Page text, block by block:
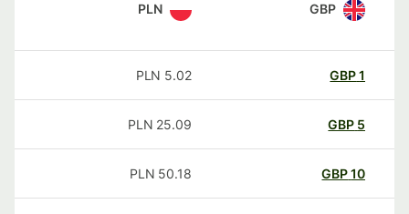
GBP
PLN
GBP
5.02
PLN
GBP
25.09
PLN
GBP
50.18
PLN